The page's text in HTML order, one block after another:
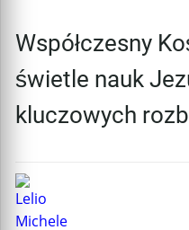
Współczesny
świetle nauk
kluczowych